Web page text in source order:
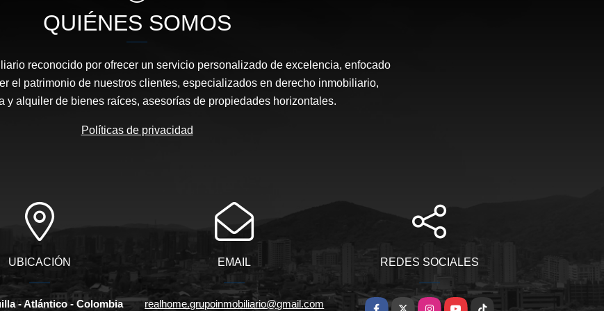
QUIÉNES SOMOS
reconocido por ofrecer un servicio personalizado de excelencia, enfocado
el patrimonio de nuestros clientes, especializados en derecho inmobiliario,
y alquiler de bienes raíces, asesorías de propiedades horizontales.
Políticas de privacidad
UBICACIÓN
- Atlántico - Colombia
EMAIL
realhome.grupoinmobiliario@gmail.com
REDES SOCIALES
Facebook
X InstagramYouTube
TikTok